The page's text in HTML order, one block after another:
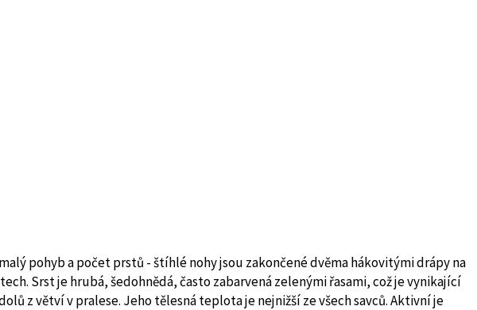
pohyb a počet prstů - štíhlé nohy jsou zakončené dvěma hákovitými drápy na
Srst je hrubá, šedohnědá, často zabarvená zelenými řasami, což je vynikající
z větví v pralese. Jeho tělesná teplota je nejnižší ze všech savců. Aktivní je